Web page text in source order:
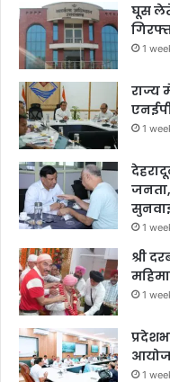
घूस
1
राज्य
1
1
श्री
1
1